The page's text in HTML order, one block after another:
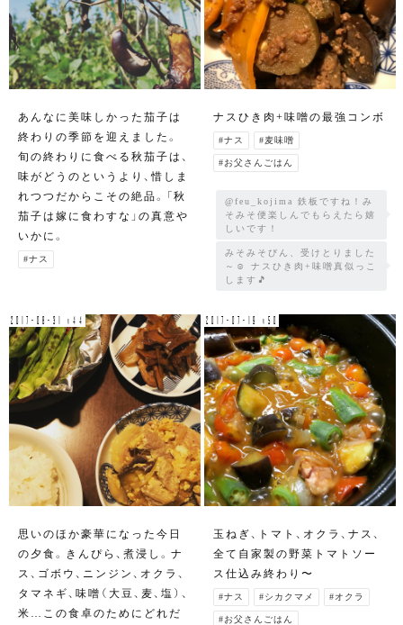
あんなに美味しかった茄子は
終わりの季節を迎えました。
旬の終わりに食べる秋茄子は、
味がどうのというより、惜しま
れつつだからこその絶品。「秋
茄子は嫁に食わすな」の真意や
いかに。
#ナス
ナスひき肉+味噌の最強コンボ
#ナス #麦味噌
#お父さんごはん
@feu_kojima 鉄板ですね！み
そみそ便楽しんでもらえたら嬉
しいです！
みそみそびん、受けとりました
～☺️ ナスひき肉+味噌真似っこ
します🎵
2017-08-31 v44
思いのほか豪華になった今日
の夕食。きんぴら、煮浸し。ナ
ス、ゴボウ、ニンジン、オクラ、
タマネギ、味噌（大豆、麦、塩）、
米…この食卓のためにどれだ
2017-07-19 v50
玉ねぎ、トマト、オクラ、ナス、
全て自家製の野菜トマトソー
ス仕込み終わり〜
#ナス #シカクマメ #オクラ
#お父さんごはん